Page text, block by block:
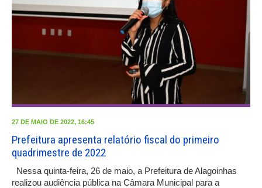
27 DE MAIO DE 2022, 16:45
Prefeitura apresenta relatório fiscal do primeiro
quadrimestre de 2022
Nessa quinta-feira, 26 de maio, a Prefeitura de Alagoinhas
realizou audiência pública na Câmara Municipal para a